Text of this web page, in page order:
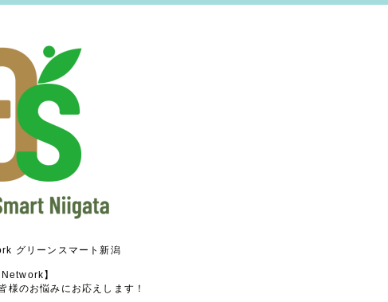
グリーンスマート新潟
】
様のお悩みにお応えします！